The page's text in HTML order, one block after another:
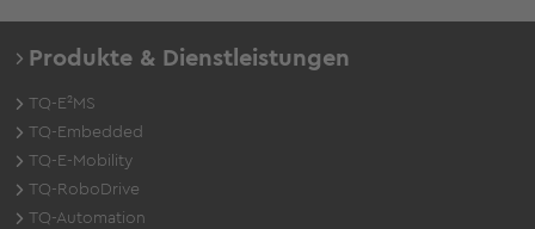
Produkte & Dienstleistungen
TQ-E²MS
TQ-Embedded
TQ-E-Mobility
TQ-RoboDrive
TQ-Automation